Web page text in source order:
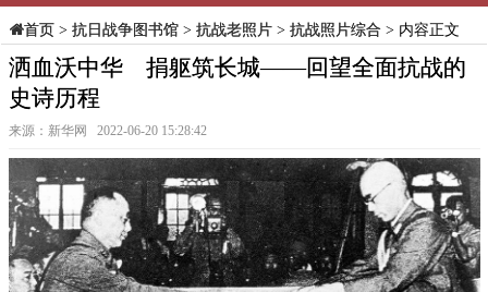
首页> 抗日战争图书馆> 抗战老照片> 抗战照片综合> 内容正文
洒血沃中华 捐躯筑长城——回望全面抗战的
史诗历程
来源：新华网 2022-06-20 15:28:42